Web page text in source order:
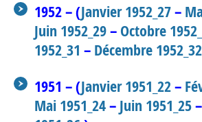
1952 – (Janvier 1952_27–
Juin 1952_29– Octobre
1952_31 – Décembre 1952_32
1951 – (Janvier 1951_22–
Mai 1951_24– Juin 1951_25–